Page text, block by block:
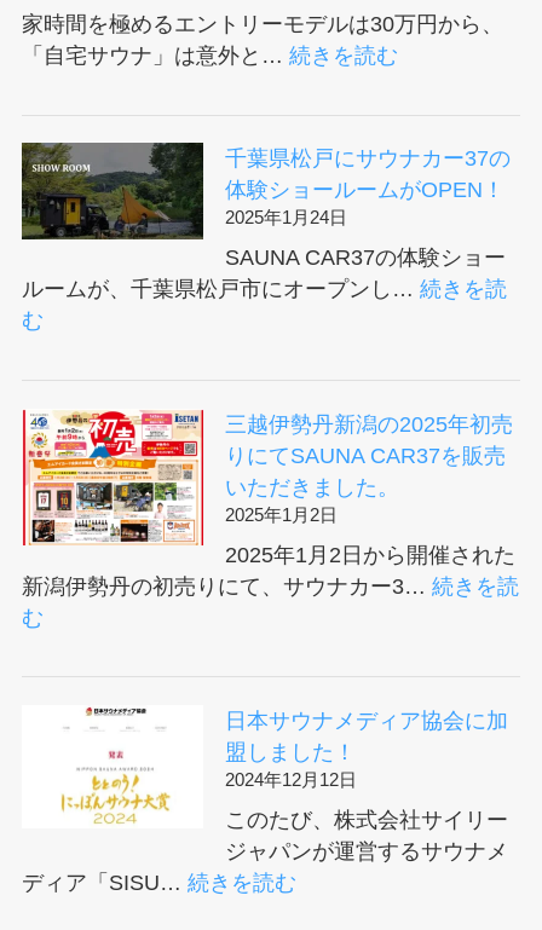
優
の
前
直
見
に
SAUNA
い
た
だ
ま
し
ビ
有
ミ
に
弊
社
SAUNA
登
場
し
ま
す！
2025/3/24
放
定
家時間を極めるエントリーモデルは30万円から、
「自宅サウナ」は意外と… 続きを読む:
デ
ィ
ア
載】
マ
ュ
ー
に
家
サ
ウ
つ
い
千葉県松戸にサウナカー37の
体験ショールームがOPEN！
2025年1月24日
SAUNA CAR37の体験ショー
ルームが、千葉県松戸市にオープンし… 続きを読
む:
葉
県
松
戸
に
サ
ウ
ナ
の
験
ー
三越伊勢丹新潟の2025年初売
りにてSAUNA CAR37を販売
いただきました。
2025年1月2日
2025年1月2日から開催された
新潟伊勢丹の初売りにて、サウナカー3… 続きを読
む:
越
新
2025
日本サウナメディア協会に加
盟しました！
2024年12月12日
このたび、株式会社サイリー
ジャパンが運営するサウナメ
ディア「SISU… 続きを読む: